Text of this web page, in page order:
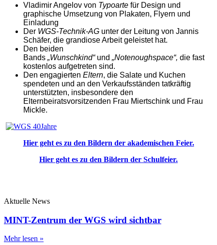
Vladimir Angelov von Typoarte für Design und
graphische Umsetzung von Plakaten, Flyern und
Einladung
Der WGS-Technik-AG unter der Leitung von Jannis
Schäfer, die grandiose Arbeit geleistet hat.
Den beiden
Bands „Wunschkind“und „Notenoughspace“, die fast
kostenlos aufgetreten sind.
Den engagierten Eltern, die Salate und Kuchen
spendeten und an den Verkaufsständen tatkräftig
unterstützten, insbesondere den
Elternbeiratsvorsitzenden Frau Miertschink und Frau
Mickle.
Hier geht es zu den Bildern der akademischen Feier.
Hier geht es zu den Bildern der Schulfeier.
Aktuelle News
MINT-Zentrum der WGS wird sichtbar
Mehr lesen »